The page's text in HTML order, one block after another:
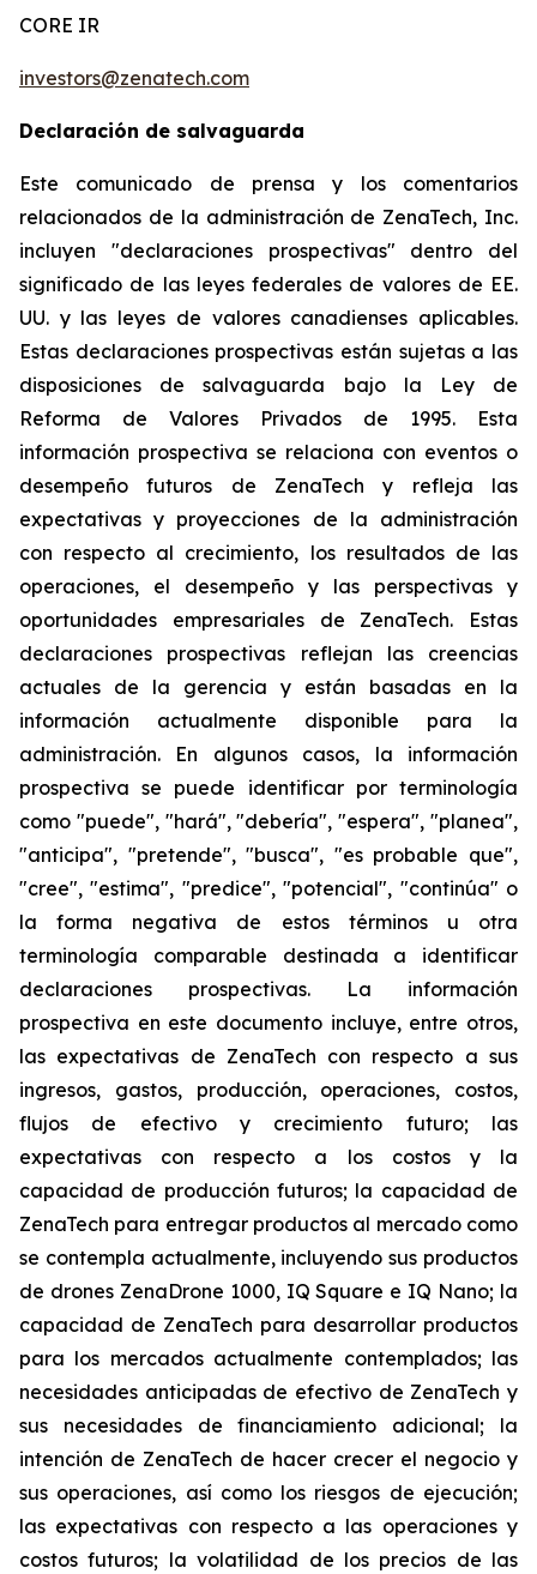
CORE IR
investors@zenatech.com
Declaración de salvaguarda
Este comunicado de prensa y los comentarios
relacionados de la administración de ZenaTech, Inc.
incluyen "declaraciones prospectivas" dentro del
significado de las leyes federales de valores de EE.
UU. y las leyes de valores canadienses aplicables.
Estas declaraciones prospectivas están sujetas a las
disposiciones de salvaguarda bajo la Ley de
Reforma de Valores Privados de 1995. Esta
información prospectiva se relaciona con eventos o
desempeño futuros de ZenaTech y refleja las
expectativas y proyecciones de la administración
con respecto al crecimiento, los resultados de las
operaciones, el desempeño y las perspectivas y
oportunidades empresariales de ZenaTech. Estas
declaraciones prospectivas reflejan las creencias
actuales de la gerencia y están basadas en la
información actualmente disponible para la
administración. En algunos casos, la información
prospectiva se puede identificar por terminología
como "puede", "hará", "debería", "espera", "planea",
"anticipa", "pretende", "busca", "es probable que",
"cree", "estima", "predice", "potencial", "continúa" o
la forma negativa de estos términos u otra
terminología comparable destinada a identificar
declaraciones prospectivas. La información
prospectiva en este documento incluye, entre otros,
las expectativas de ZenaTech con respecto a sus
ingresos, gastos, producción, operaciones, costos,
flujos de efectivo y crecimiento futuro; las
expectativas con respecto a los costos y la
capacidad de producción futuros; la capacidad de
ZenaTech para entregar productos al mercado como
se contempla actualmente, incluyendo sus productos
de drones ZenaDrone 1000, IQ Square e IQ Nano; la
capacidad de ZenaTech para desarrollar productos
para los mercados actualmente contemplados; las
necesidades anticipadas de efectivo de ZenaTech y
sus necesidades de financiamiento adicional; la
intención de ZenaTech de hacer crecer el negocio y
sus operaciones, así como los riesgos de ejecución;
las expectativas con respecto a las operaciones y
costos futuros; la volatilidad de los precios de las